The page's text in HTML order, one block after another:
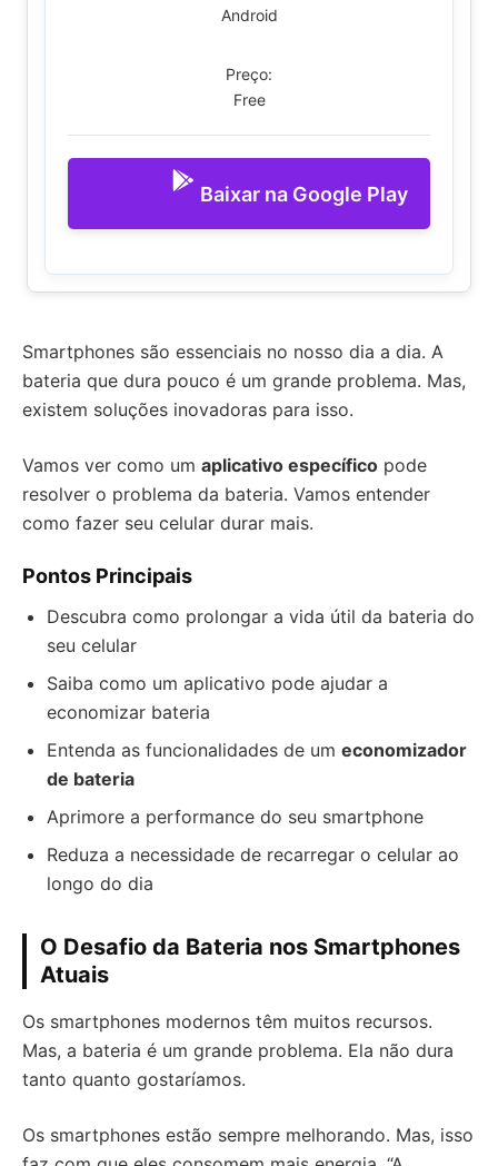
Android
Preço:
Free
Baixar na Google Play
Smartphones são essenciais no nosso dia a dia. A
bateria que dura pouco é um grande problema. Mas,
existem soluções inovadoras para isso.
Vamos ver como um aplicativo específico pode
resolver o problema da bateria. Vamos entender
como fazer seu celular durar mais.
Pontos Principais
Descubra como prolongar a vida útil da bateria do
seu celular
Saiba como um aplicativo pode ajudar a
economizar bateria
Entenda as funcionalidades de um economizador
de bateria
Aprimore a performance do seu smartphone
Reduza a necessidade de recarregar o celular ao
longo do dia
O Desafio da Bateria nos Smartphones
Atuais
Os smartphones modernos têm muitos recursos.
Mas, a bateria é um grande problema. Ela não dura
tanto quanto gostaríamos.
Os smartphones estão sempre melhorando. Mas, isso